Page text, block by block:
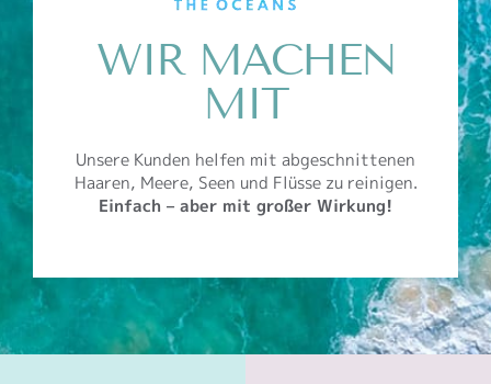
WIR MACHEN
MIT
Unsere Kunden helfen mit abgeschnittenen
Haaren, Meere, Seen und Flüsse zu reinigen.
Einfach – aber mit großer Wirkung!